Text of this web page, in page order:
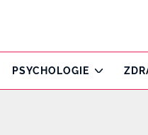
PSYCHOLOGIE